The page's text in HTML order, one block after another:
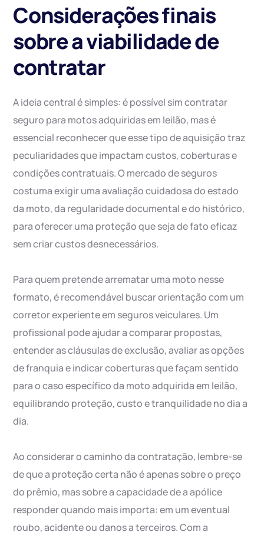
Considerações finais
sobre a viabilidade de
contratar
A ideia central é simples: é possível sim contratar
seguro para motos adquiridas em leilão, mas é
essencial reconhecer que esse tipo de aquisição traz
peculiaridades que impactam custos, coberturas e
condições contratuais. O mercado de seguros
costuma exigir uma avaliação cuidadosa do estado
da moto, da regularidade documental e do histórico,
para oferecer uma proteção que seja de fato eficaz
sem criar custos desnecessários.
Para quem pretende arrematar uma moto nesse
formato, é recomendável buscar orientação com um
corretor experiente em seguros veiculares. Um
profissional pode ajudar a comparar propostas,
entender as cláusulas de exclusão, avaliar as opções
de franquia e indicar coberturas que façam sentido
para o caso específico da moto adquirida em leilão,
equilibrando proteção, custo e tranquilidade no dia a
dia.
Ao considerar o caminho da contratação, lembre-se
de que a proteção certa não é apenas sobre o preço
do prêmio, mas sobre a capacidade de a apólice
responder quando mais importa: em um eventual
roubo, acidente ou danos a terceiros. Com a